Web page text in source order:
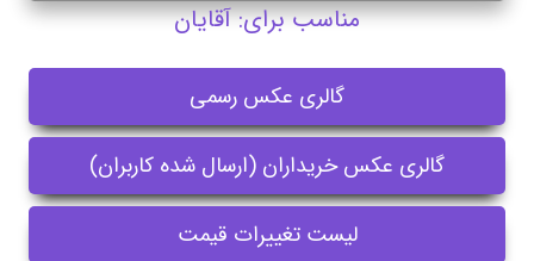
مناسب برای: آقایان
گالری عکس رسمی
گالری عکس خریداران (ارسال شده کاربران)
لیست تغییرات قیمت